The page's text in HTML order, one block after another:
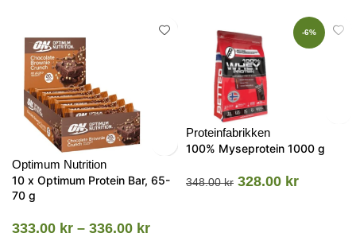
Optimum Nutrition
10 x Optimum Protein Bar, 65-
70 g
333.00 kr – 336.00 kr
-6%
Proteinfabrikken
100% Myseprotein 1000 g
348.00kr 328.00 kr